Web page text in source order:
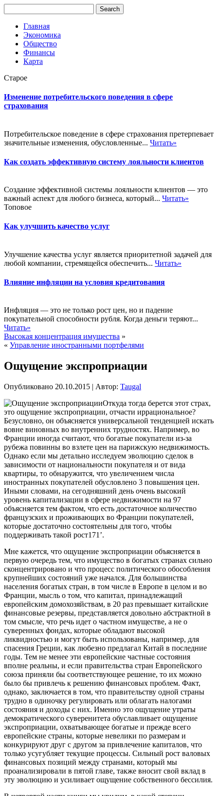
Главная
Экономика
Общество
Финансы
Карта
Старое
Изменение потребительского поведения в сфере
страхования
Потребительское поведение в сфере страхования претерпевает
значительные изменения, обусловленные... Читать»
Как создать эффективную систему лояльности клиентов
Создание эффективной системы лояльности клиентов — это
важный аспект для любого бизнеса, который... Читать»
Топовое
Как улучшить качество услуг
Улучшение качества услуг является приоритетной задачей для
любой компании, стремящейся обеспечить... Читать»
Влияние инфляции на условия кредитования
Инфляция — это не только рост цен, но и падение
покупательной способности рубля. Когда деньги теряют...
Читать»
Высокая концентрация имущества »
« Управление иностранными портфелями
Ощущение экспроприации
Опубликовано 20.10.2015 | Автор: Taugal
Откуда тогда берется этот страх,
это ощущение экспроприации, отчасти иррациональное?
Безусловно, он объясняется универсальной тенденцией искать
вовне виновных во внутренних трудностях. Например, во
Франции иногда считают, что богатые покупатели из-за
рубежа повинны во взлете цен на парижскую недвижимость.
Однако если мы детально исследуем эволюцию сделок в
зависимости от национальности покупателя и от вида
квартиры, то обнаружится, что увеличением числа
иностранных покупателей обусловлено 3 повышения цен.
Иными словами, на сегодняшний день очень высокий
уровень капитализации в сфере недвижимости на 97
объясняется тем фактом, что есть достаточное количество
французских и проживающих во Франции покупателей,
которые достаточно состоятельны для того, чтобы
поддерживать такой рост171’.
Мне кажется, что ощущение экспроприации объясняется в
первую очередь тем, что имущество в богатых странах сильно
сконцентрировано и что процесс политического обособления
крупнейших состояний уже начался. Для большинства
населения богатых стран, в том числе в Европе в целом и во
Франции, мысль о том, что капитал, принадлежащий
европейским домохозяйствам, в 20 раз превышает китайские
финансовые резервы, представляется довольно абстрактной в
том смысле, что речь идет о частном имуществе, а не о
суверенных фондах, которые обладают высокой
ликвидностью и могут быть использованы, например, для
спасения Греции, как любезно предлагал Китай в последние
годы. Тем не менее эти европейские частные состояния
вполне реальны, и если правительства стран Европейского
союза приняли бы соответствующее решение, то их можно
было бы привлечь к решению финансовых проблем. Факт,
однако, заключается в том, что правительству одной страны
трудно в одиночку регулировать или облагать налогами
состояния и доходы с них. Именно это ощущение утраты
демократического суверенитета обуславливает ощущение
экспроприации, охватывающее богатые и прежде всего
европейские страны, которые невелики по размерам и
конкурируют друг с другом за привлечение капиталов, что
только усугубляет текущие процессы. Сильный рост валовых
финансовых позиций между странами, который мы
проанализировали в пятой главе, также вносит свой вклад в
эту эволюцию и усиливает ощущение собственного бессилия.